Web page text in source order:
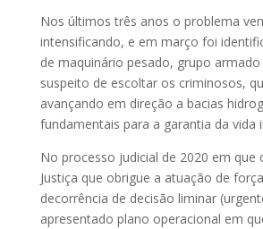
Nos últimos três anos o problema
intensificando, e em março foi
de maquinário pesado, grupo
suspeito de escoltar os criminosos,
avançando em direção a bacias
fundamentais para a garantia da vida
No processo judicial de 2020 em que
Justiça que obrigue a atuação de
decorrência de decisão liminar
apresentado plano operacional em